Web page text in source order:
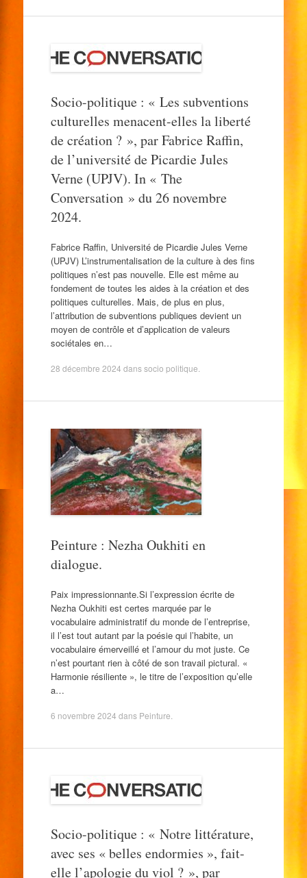
Socio-politique : « Les subventions
culturelles menacent-elles la liberté
de création ? », par Fabrice Raffin,
de l’université de Picardie Jules
Verne (UPJV). In « The
Conversation » du 26 novembre
2024.
Fabrice Raffin, Université de Picardie Jules Verne
(UPJV) L’instrumentalisation de la culture à des fins
politiques n’est pas nouvelle. Elle est même au
fondement de toutes les aides à la création et des
politiques culturelles. Mais, de plus en plus,
l’attribution de subventions publiques devient un
moyen de contrôle et d’application de valeurs
sociétales en…
28 décembre 2024 danssocio politique
Peinture : Nezha Oukhiti en
dialogue.
Paix impressionnante.Si l’expression écrite de
Nezha Oukhiti est certes marquée par le
vocabulaire administratif du monde de l’entreprise,
il l’est tout autant par la poésie qui l’habite, un
vocabulaire émerveillé et l’amour du mot juste. Ce
n’est pourtant rien à côté de son travail pictural. «
Harmonie résiliente », le titre de l’exposition qu’elle
a…
6 novembre 2024 dans Peinture
Socio-politique : « Notre littérature,
avec ses « belles endormies », fait-
elle l’apologie du viol ? », par